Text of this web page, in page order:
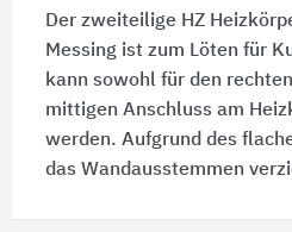
Der zweiteilige HZ
Messing ist zum Löten für
kann sowohl für den
mittigen Anschluss am
werden. Aufgrund des
das Wandausstemmen